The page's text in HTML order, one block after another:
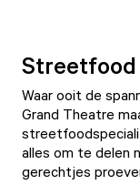
Streetfood
Waar ooit de
Grand Theatre
alles om te delen
gerechtjes